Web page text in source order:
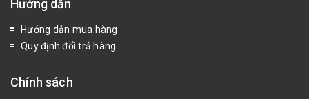
Hướng dẫn
Hướng dẫn mua hàng
Quy định đổi trả hàng
Chính sách